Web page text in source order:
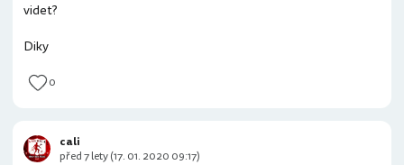
videt?
Diky
0
cali
před 7 lety (17. 01. 2020 09:17)